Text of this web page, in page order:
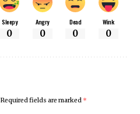
Sleepy
0
Angry
0
Dead
0
Wink
0
Required fields are marked *